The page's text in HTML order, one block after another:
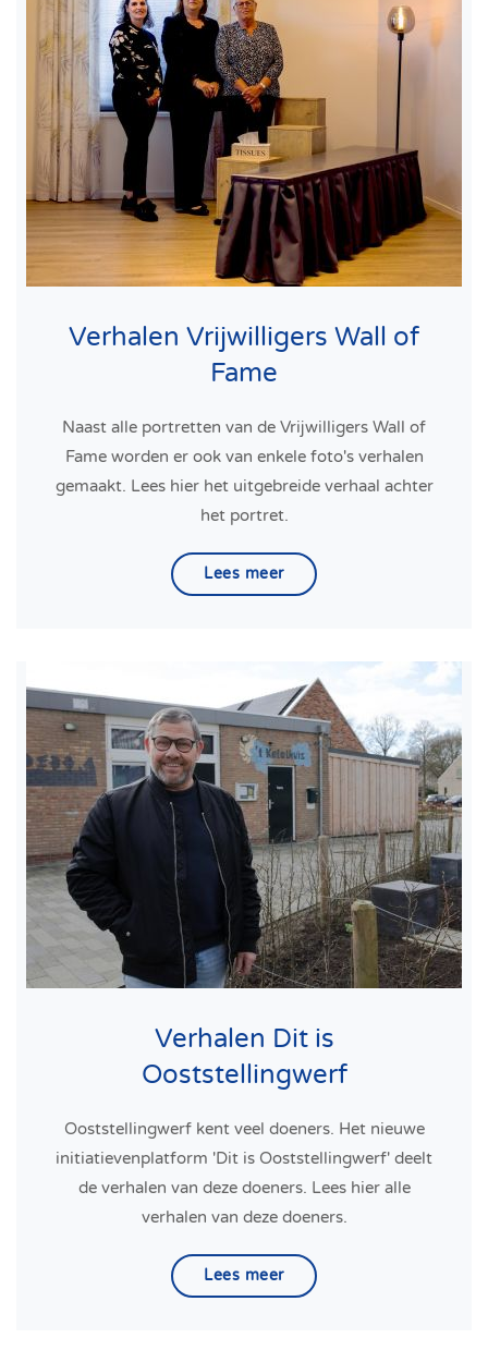
Verhalen Vrijwilligers Wall of
Fame
Naast alle portretten van de Vrijwilligers Wall of
Fame worden er ook van enkele foto's verhalen
gemaakt. Lees hier het uitgebreide verhaal achter
het portret.
Lees meer
Verhalen Dit is
Ooststellingwerf
Ooststellingwerf kent veel doeners. Het nieuwe
initiatievenplatform 'Dit is Ooststellingwerf' deelt
de verhalen van deze doeners. Lees hier alle
verhalen van deze doeners.
Lees meer